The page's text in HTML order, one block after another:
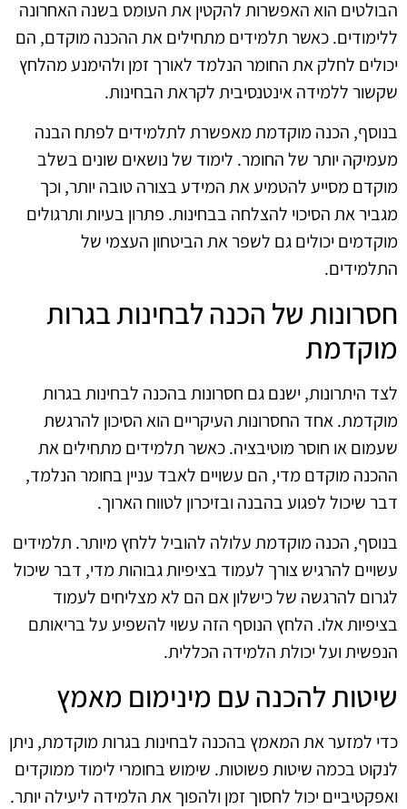
הבולטים הוא האפשרות להקטין את העומס בשנה האחרונה
ללימודים. כאשר תלמידים מתחילים את ההכנה מוקדם, הם
יכולים לחלק את החומר הנלמד לאורך זמן ולהימנע מהלחץ
שקשור ללמידה אינטנסיבית לקראת הבחינות.
בנוסף, הכנה מוקדמת מאפשרת לתלמידים לפתח הבנה
מעמיקה יותר של החומר. לימוד של נושאים שונים בשלב
מוקדם מסייע להטמיע את המידע בצורה טובה יותר, וכך
מגביר את הסיכוי להצלחה בבחינות. פתרון בעיות ותרגולים
מוקדמים יכולים גם לשפר את הביטחון העצמי של
התלמידים.
חסרונות של הכנה לבחינות בגרות
מוקדמת
לצד היתרונות, ישנם גם חסרונות בהכנה לבחינות בגרות
מוקדמת. אחד החסרונות העיקריים הוא הסיכון להרגשת
שעמום או חוסר מוטיבציה. כאשר תלמידים מתחילים את
ההכנה מוקדם מדי, הם עשויים לאבד עניין בחומר הנלמד,
דבר שיכול לפגוע בהבנה ובזיכרון לטווח הארוך.
בנוסף, הכנה מוקדמת עלולה להוביל ללחץ מיותר. תלמידים
עשויים להרגיש צורך לעמוד בציפיות גבוהות מדי, דבר שיכול
לגרום להרגשה של כישלון אם הם לא מצליחים לעמוד
בציפיות אלו. הלחץ הנוסף הזה עשוי להשפיע על בריאותם
הנפשית ועל יכולת הלמידה הכללית.
שיטות להכנה עם מינימום מאמץ
כדי למזער את המאמץ בהכנה לבחינות בגרות מוקדמת, ניתן
לנקוט בכמה שיטות פשוטות. שימוש בחומרי לימוד ממוקדים
ואפקטיביים יכול לחסוך זמן ולהפוך את הלמידה ליעילה יותר.